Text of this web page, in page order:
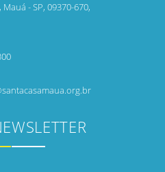
Mauá - SP, 09370-670,